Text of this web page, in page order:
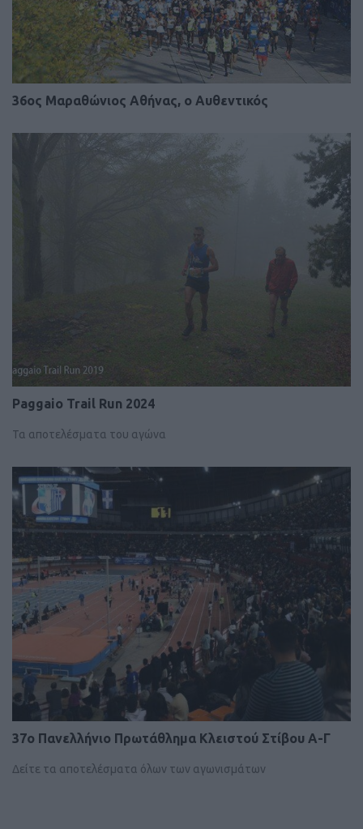
36ος Μαραθώνιος Αθήνας, ο Αυθεντικός
Paggaio Trail Run 2024
Τα αποτελέσματα του αγώνα
37ο Πανελλήνιο Πρωτάθλημα Κλειστού Στίβου Α-Γ
Δείτε τα αποτελέσματα όλων των αγωνισμάτων